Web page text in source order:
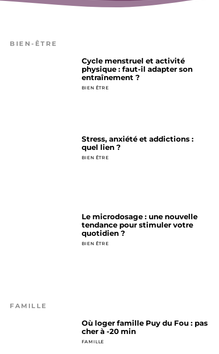
BIEN-ÊTRE
Cycle menstruel et activité
physique : faut-il adapter son
entraînement ?
BIEN ÊTRE
Stress, anxiété et addictions :
quel lien ?
BIEN ÊTRE
Le microdosage : une nouvelle
tendance pour stimuler votre
quotidien ?
BIEN ÊTRE
FAMILLE
Où loger famille Puy du Fou : pas
cher à -20 min
FAMILLE